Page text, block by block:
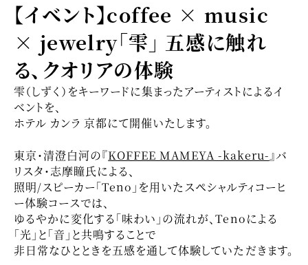
【イベント】coffee × music
× jewelry「雫」 五感に触れ
る、クオリアの体験
雫（しずく）をキーワードに集まったアーティストによるイ
ベントを、
ホテル カンラ 京都にて開催いたします。
東京・清澄白河の『KOFFEE MAMEYA -kakeru-』バ
リスタ・志摩瞳氏による、
照明/スピーカー「Teno」を用いたスペシャルティコーヒ
ー体験コースでは、
ゆるやかに変化する「味わい」の流れが、Tenoによる
「光」と「音」と共鳴することで
非日常なひとときを五感を通して体験していただきます。